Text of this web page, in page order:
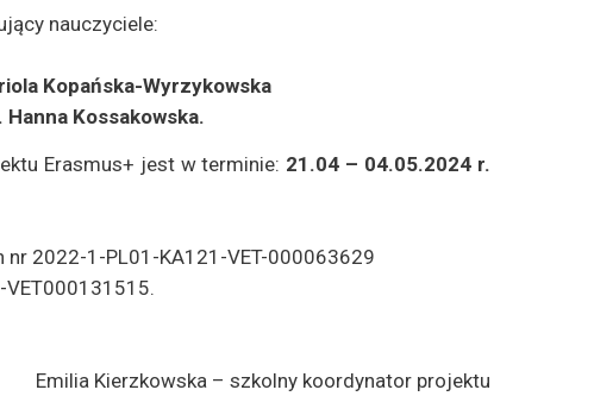
nauczyciele:
Kopańska-Wyrzykowska
Hanna Kossakowska.
Erasmus+ jest w terminie: 21.04 – 04.05.2024 r.
nr 2022-1-PL01-KA121-VET-000063629
Emilia Kierzkowska – szkolny koordynator projektu